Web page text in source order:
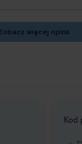
więcej opinii
Kod